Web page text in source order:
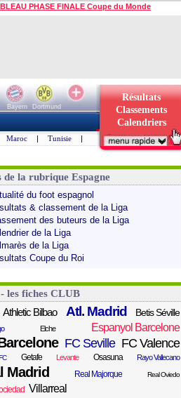
PHASE FINALE Coupe du Monde
Bayern
Dortmund
Résultats
Classements
Calendriers
Maroc | Tunisie |
de la rubrique Espagne
du foot espagnol
& classement de la Liga
des buteurs de la Liga
de la Liga
de la Liga
Coupe du Roi
les fiches CLUB
Athletic Bilbao Atl. Madrid Betis Séville
Elche Espanyol Barcelone
FC Seville FC Valence
Getafe Levante Osasuna Rayo Vallecano
Madrid Real Majorque Real Oviedo
Villarreal